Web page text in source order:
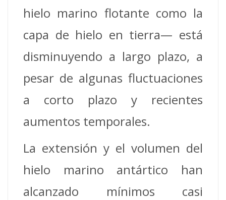
hielo marino flotante como la
capa de hielo en tierra— está
disminuyendo a largo plazo, a
pesar de algunas fluctuaciones
a corto plazo y recientes
aumentos temporales.
La extensión y el volumen del
hielo marino antártico han
alcanzado mínimos casi